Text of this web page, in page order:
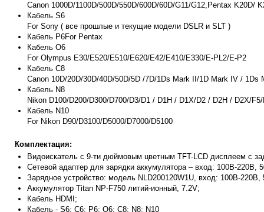
Canon 1000D/1100D/500D/550D/600D/60D/G11/G12,Pentax K20D/
Кабель S6
For Sony ( все прошлые и текущие модели DSLR и SLT )
Кабель P6For Pentax
Кабель O6
For Olympus E30/E520/E510/E620/E42/E410/E330/E-PL2/E-P2
Кабель C8
Canon 10D/20D/30D/40D/50D/5D /7D/1Ds Mark II/1D Mark IV / 1Ds
Кабель N8
Nikon D100/D200/D300/D700/D3/D1 / D1H / D1X/D2 / D2H / D2X/
Кабель N10
For Nikon D90/D3100/D5000/D7000/D5100
Комплектация:
Видоискатель с 9-ти дюймовым цветным TFT-LCD дисплеем с
Сетевой адаптер для зарядки аккумулятора – вход: 100В-220В,
Зарядное устройство: модель NLD200120W1U, вход: 100В-
Аккумулятор Titan NP-F750 литий-ионный, 7.2V;
Кабель HDMI;
Кабель - S6; C6; P6; O6; C8; N8; N10